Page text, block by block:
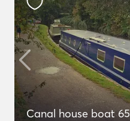
Canal house boat 65